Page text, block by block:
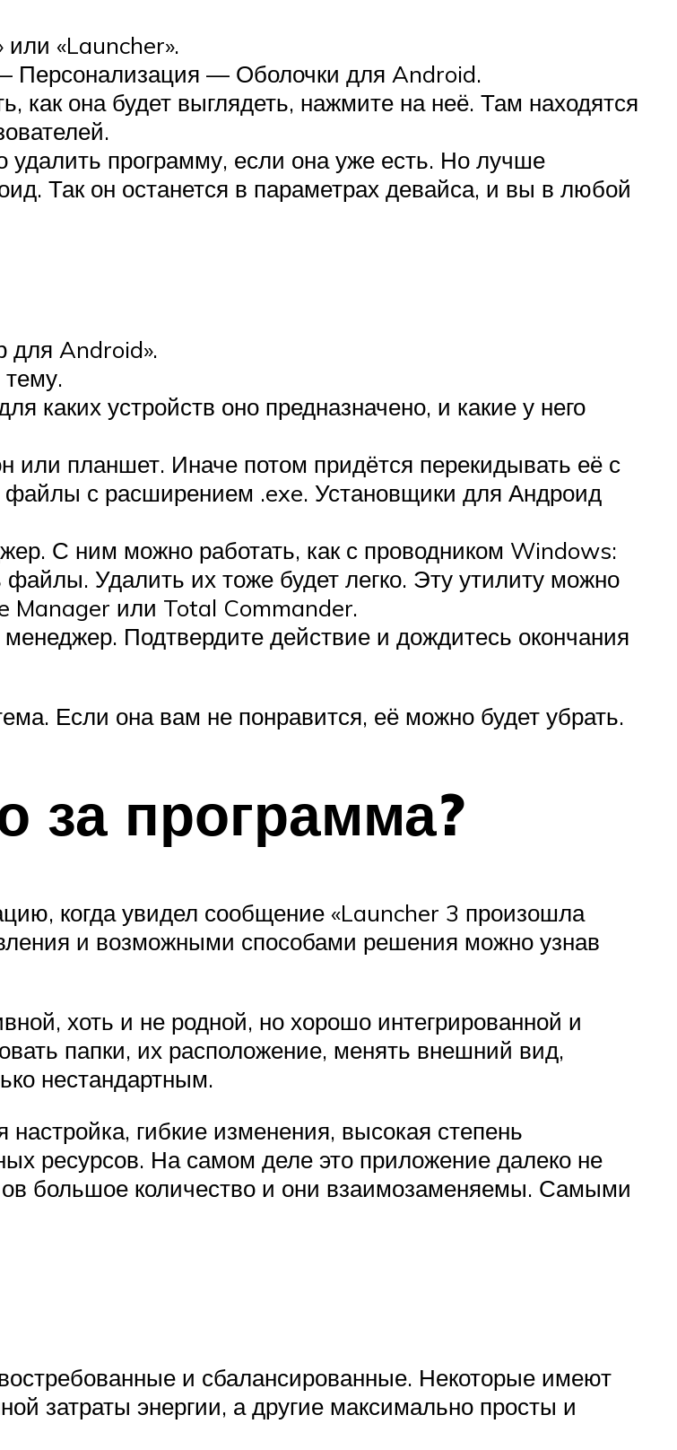
или «Launcher».
Персонализация — Оболочки для Android.
она будет выглядеть, нажмите на неё. Там находятся
программу, если она уже есть. Но лучше
Так он останется в параметрах девайса, и вы в любой
для Android».
каких устройств оно предназначено, и какие у него
или планшет. Иначе потом придётся перекидывать её с
с расширением .exe. Установщики для Андроид
С ним можно работать, как с проводником Windows:
Удалить их тоже будет легко. Эту утилиту можно
Manager или Total Commander.
Подтвердите действие и дождитесь окончания
Если она вам не понравится, её можно будет убрать.
за программа?
когда увидел сообщение «Launcher 3 произошла
и возможными способами решения можно узнав
хоть и не родной, но хорошо интегрированной и
папки, их расположение, менять внешний вид,
нестандартным.
гибкие изменения, высокая степень
ресурсов. На самом деле это приложение далеко не
большое количество и они взаимозаменяемы. Самыми
и сбалансированные. Некоторые имеют
затраты энергии, а другие максимально просты и